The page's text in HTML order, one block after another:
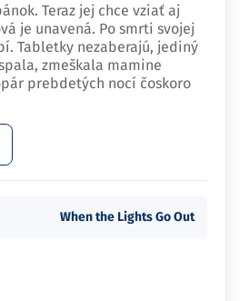
Teraz jej chce vziať aj
je unavená. Po smrti svojej
Tabletky nezaberajú, jediný
zmeškala mamine
prebdetých nocí čoskoro
When the Lights Go Out